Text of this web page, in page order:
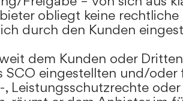
obliegt keine
durch den Kunden
dem Kunden oder
SCO eingestellten und/
, Leistungsschutzrechte